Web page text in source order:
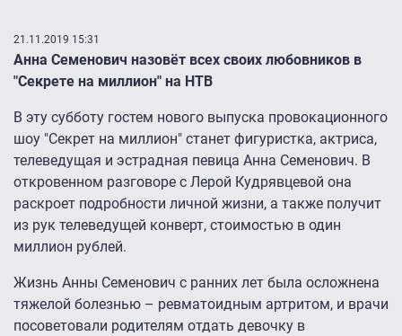
21.11.2019 15:31
Анна Семенович назовёт всех своих любовников в
"Секрете на миллион" на НТВ
В эту субботу гостем нового выпуска провокационного
шоу "Секрет на миллион" станет фигуристка, актриса,
телеведущая и эстрадная певица Анна Семенович. В
откровенном разговоре с Лерой Кудрявцевой она
раскроет подробности личной жизни, а также получит
из рук телеведущей конверт, стоимостью в один
миллион рублей.
Жизнь Анны Семенович с ранних лет была осложнена
тяжелой болезнью – ревматоидным артритом, и врачи
посоветовали родителям отдать девочку в